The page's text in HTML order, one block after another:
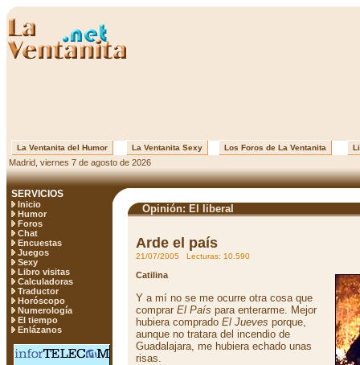
La Ventanita del Humor La Ventanita Sexy Los Foros de La Ventanita
Madrid, viernes 7 de agosto de 2026
SERVICIOS
Inicio
Humor
Foros
Chat
Encuestas
Juegos
Sexy
Libro visitas
Calculadoras
Traductor
Horóscopo
Numerología
El tiempo
Enlázanos
Opinión: El liberal
Arde el país
21/07/2005 Lecturas: 10.590
Catilina
Y a mí no se me ocurre otra cosa que
comprar El País para enterarme. Mejor
hubiera comprado El Jueves porque,
aunque no tratara del incendio de
Guadalajara, me hubiera echado unas
risas.